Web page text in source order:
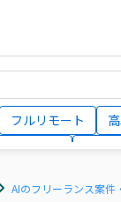
フルリモート
AIのフリーランス案件